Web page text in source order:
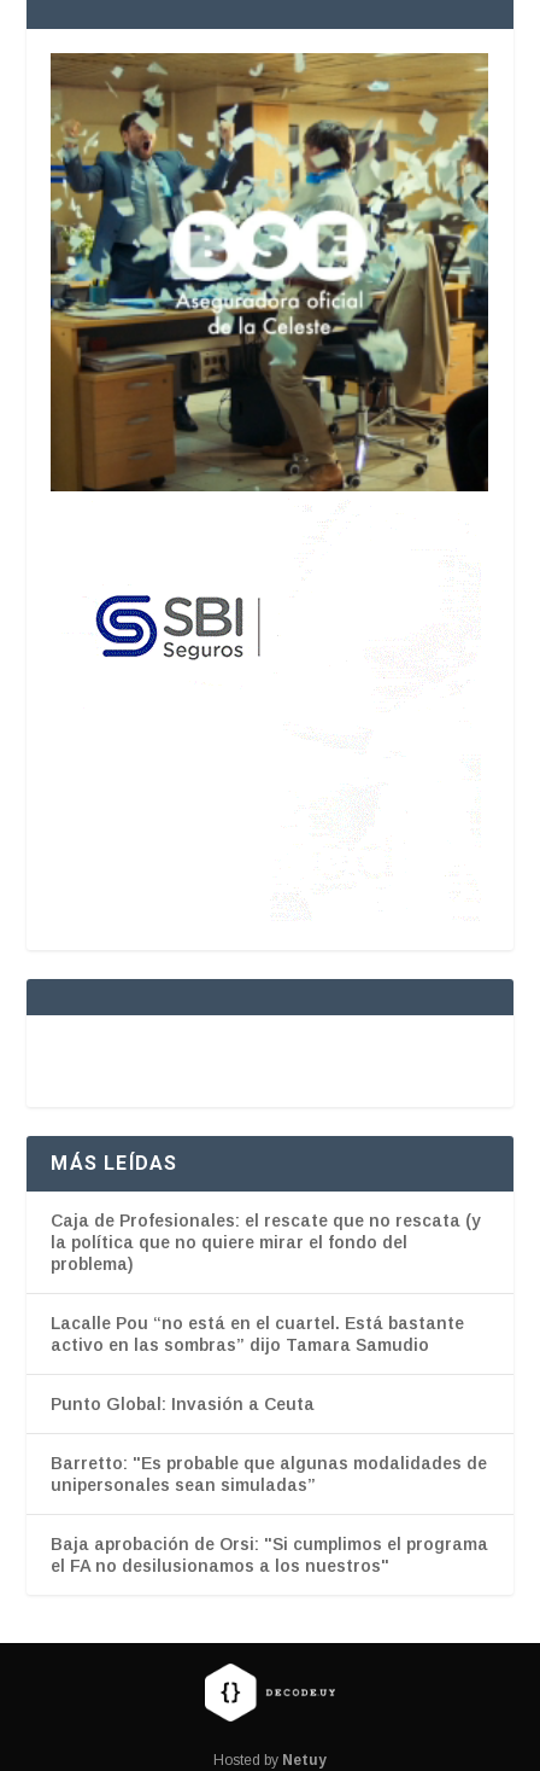
MÁS LEÍDAS
Caja de Profesionales: el rescate que no rescata (y
la política que no quiere mirar el fondo del
problema)
Lacalle Pou “no está en el cuartel. Está bastante
activo en las sombras” dijo Tamara Samudio
Punto Global: Invasión a Ceuta
Barretto: "Es probable que algunas modalidades de
unipersonales sean simuladas”
Baja aprobación de Orsi: "Si cumplimos el programa
el FA no desilusionamos a los nuestros"
Hosted by Netuy